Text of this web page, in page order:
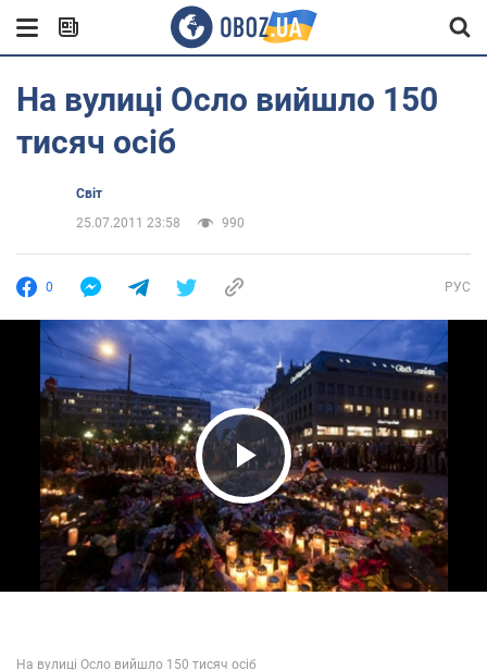
На вулиці Осло вийшло 150
тисяч осіб
Світ
25.07.2011 23:58
990
0 РУС
Play Video